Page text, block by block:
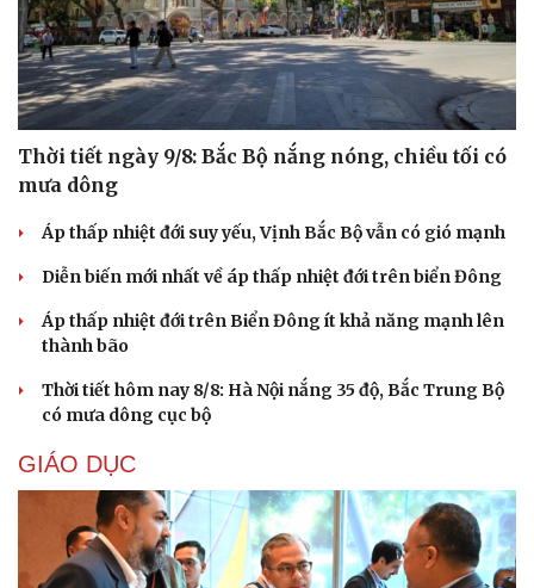
Thời tiết ngày 9/8: Bắc Bộ nắng nóng, chiều tối có
mưa dông
Áp thấp nhiệt đới suy yếu, Vịnh Bắc Bộ vẫn có gió mạnh
Diễn biến mới nhất về áp thấp nhiệt đới trên biển Đông
Áp thấp nhiệt đới trên Biển Đông ít khả năng mạnh lên
thành bão
Thời tiết hôm nay 8/8: Hà Nội nắng 35 độ, Bắc Trung Bộ
có mưa dông cục bộ
GIÁO DỤC